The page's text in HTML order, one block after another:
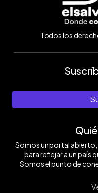
Todos los
Somos un portal
para reflejar a un país
Somos el punto de